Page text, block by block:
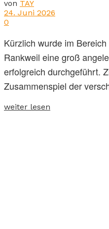
von TAY
24. Juni 2026
0
Kürzlich wurde im
Rankweil eine groß
erfolgreich durchgeführt.
Zusammenspiel der
weiter lesen